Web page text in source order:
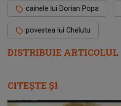
DISTRIBUIE ARTICOLUL
cainele lui Dorian Popa
povestea lui Chelutu
CITEȘTE ȘI